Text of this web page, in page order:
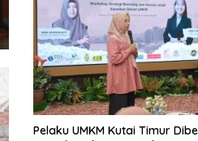
Pelaku UMKM Kutai Timur